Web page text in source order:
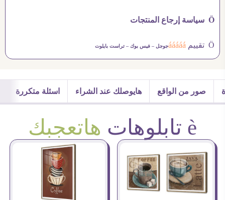
Ö سياسة إرجاع المنتجات
Ö تقييم áááááجوجل – فيس بوك – تراست بايلوت
صور من الواقع هايوصلك عند الشراء اسئلة متكررة
è تابلوهات هاتعجبك